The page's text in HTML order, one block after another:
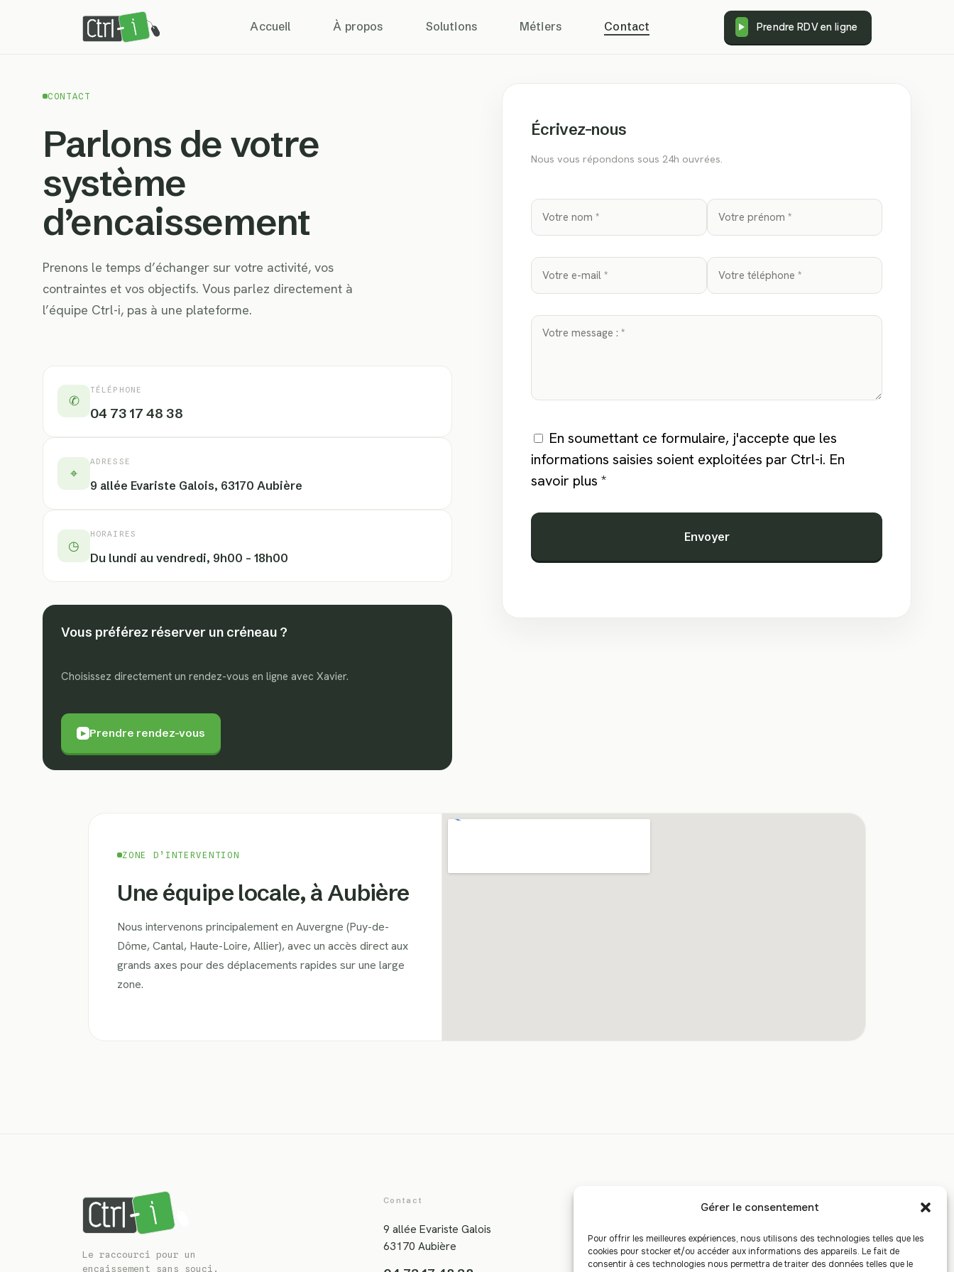
Gérer le consentement
Pour offrir les meilleures expériences, nous utilisons des technologies telles que les
cookies pour stocker et/ou accéder aux informations des appareils. Le fait de
consentir à ces technologies nous permettra de traiter des données telles que le
Accueil À propos Solutions Métiers Contact Prendre RDV en ligne
CONTACT
Parlons de votre
système
d’encaissement
Prenons le temps d’échanger sur votre activité, vos
contraintes et vos objectifs. Vous parlez directement à
l’équipe Ctrl-i, pas à une plateforme.
✆
TÉLÉPHONE
04 73 17 48 38
⌖
ADRESSE
9 allée Evariste Galois, 63170 Aubière
◷
HORAIRES
Du lundi au vendredi, 9h00 – 18h00
Vous préférez réserver un créneau ?
Choisissez directement un rendez-vous en ligne avec Xavier.
▶ Prendre rendez-vous
Écrivez-nous
Nous vous répondons sous 24h ouvrées.
En soumettant ce formulaire, j'accepte que les
informations saisies soient exploitées par Ctrl-i. En
savoir plus *
ZONE D’INTERVENTION
Une équipe locale, à Aubière
Nous intervenons principalement en Auvergne (Puy-de-
Dôme, Cantal, Haute-Loire, Allier), avec un accès direct aux
grands axes pour des déplacements rapides sur une large
zone.
Le raccourci pour un
encaissement sans souci.
Contact
9 allée Evariste Galois
63170 Aubière
de 9h00 à 18h00